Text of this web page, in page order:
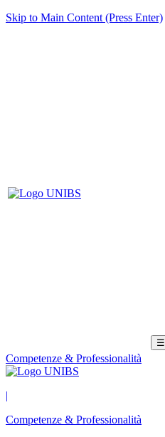
Skip to Main Content (Press Enter)
☰
Competenze & Professionalità
|
Competenze & Professionalità